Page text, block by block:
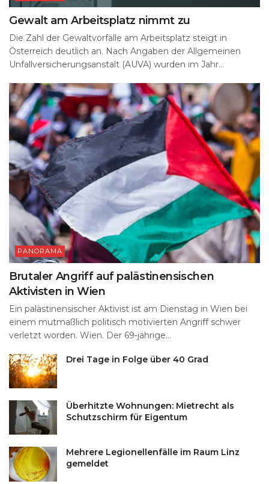
Gewalt am Arbeitsplatz nimmt zu
Die Zahl der Gewaltvorfälle am Arbeitsplatz steigt in
Österreich deutlich an. Nach Angaben der Allgemeinen
Unfallversicherungsanstalt (AUVA) wurden im Jahr...
PANORAMA
Brutaler Angriff auf palästinensischen
Aktivisten in Wien
Ein palästinensischer Aktivist ist am Dienstag in Wien bei
einem mutmaßlich politisch motivierten Angriff schwer
verletzt worden. Wien. Der 69-jährige...
Drei Tage in Folge über 40 Grad
Überhitzte Wohnungen: Mietrecht als
Schutzschirm für Eigentum
Mehrere Legionellenfälle im Raum Linz
gemeldet